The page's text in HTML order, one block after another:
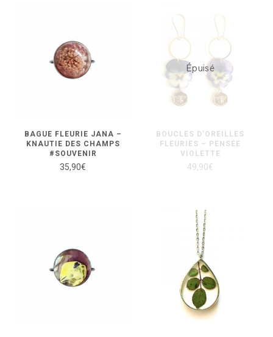
BAGUE FLEURIE JANA –
KNAUTIE DES CHAMPS
#SOUVENIR
35,90€
BOUCLES D’OREILLES
FLEURIES – PENSÉE
VIOLETTE
49,90€
Épuisé